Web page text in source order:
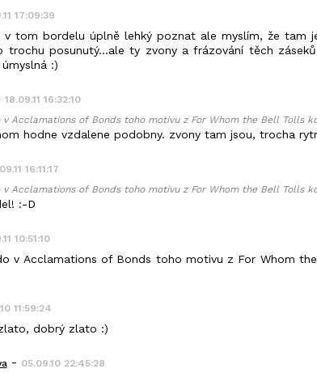
17:09:39
v tom bordelu úplně lehký poznat ale myslím, že tam
trochu posunutý...ale ty zvony a frázování těch
:)
18.09.11 16:32:10
v Acclamations of Bonds toho motivu z For Whom the Bell Tolls
hodne vzdalene podobny. zvony tam jsou, trocha
16:11:17
v Acclamations of Bonds toho motivu z For Whom the Bell Tolls
:-D
10:51:10
v Acclamations of Bonds toho motivu z For Whom
11:59:24
dobrý zlato :)
- 05.09.10 22:45:28